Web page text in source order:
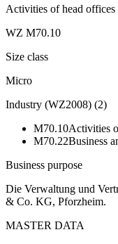
Activities of head offices
WZ M70.10
Size class
Micro
Industry (WZ2008) (2)
M70.10Activities
M70.22Business
Business purpose
Die Verwaltung und
& Co. KG, Pforzheim.
MASTER DATA